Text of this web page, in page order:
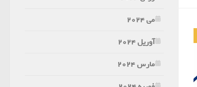
می 2024
آوریل 2024
مارس 2024